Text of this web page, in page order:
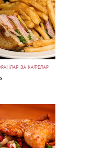
ВА КАФЕЛАР